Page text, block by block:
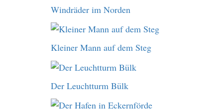
Windräder im Norden
Kleiner Mann auf dem Steg
Der Leuchtturm Bülk